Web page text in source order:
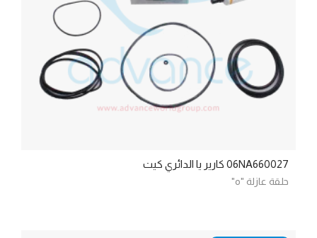
06NA660027 كارير يا الدائري كيت
حلقة عازلة "o"